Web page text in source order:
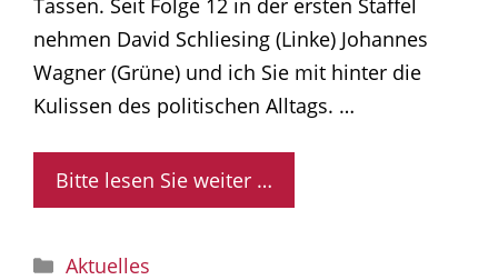
Tassen. Seit Folge 12 in der ersten Staffel
nehmen David Schliesing (Linke) Johannes
Wagner (Grüne) und ich Sie mit hinter die
Kulissen des politischen Alltags. …
Bitte lesen Sie weiter …
Kategorien
Aktuelles